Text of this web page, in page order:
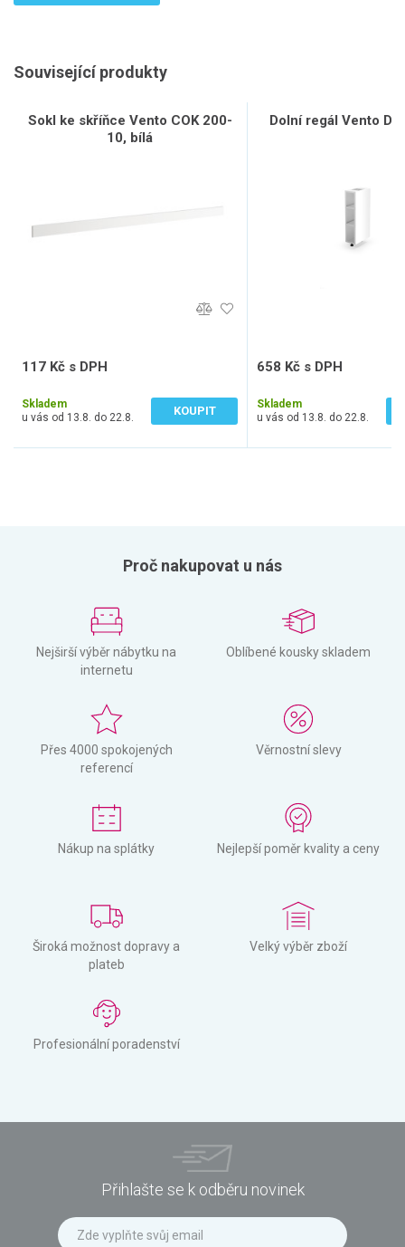
Související produkty
Sokl ke skříňce Vento COK 200-
10, bílá
117 Kč s DPH
Skladem
u vás od 13.8. do 22.8.
KOUPIT
Dolní regál Vento
658 Kč s DPH
Skladem
u vás od 13.8. do 22.8.
Proč nakupovat u nás
Nejširší výběr nábytku na
internetu
Oblíbené kousky skladem
Přes 4000 spokojených
referencí
Věrnostní slevy
Nákup na splátky Nejlepší poměr kvality a ceny
Široká možnost dopravy a
plateb
Velký výběr zboží
Profesionální poradenství
Přihlašte se k odběru novinek